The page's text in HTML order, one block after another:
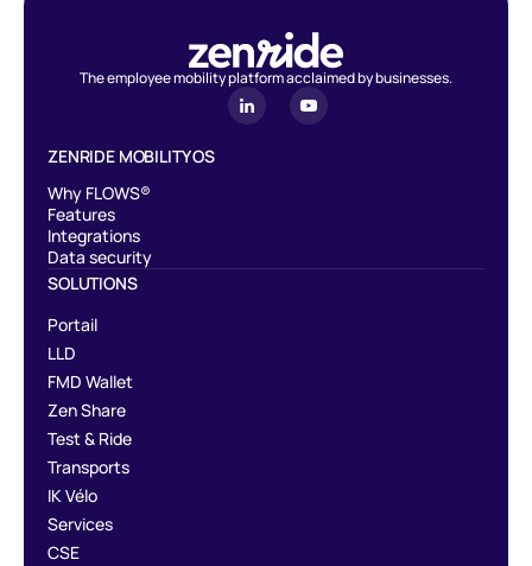
The employee mobility platform acclaimed by businesses.
ZENRIDE MOBILITY OS
Why FLOWS®
Features
Integrations
Data security
SOLUTIONS
Portail
LLD
FMD Wallet
Zen Share
Test & Ride
Transports
IK Vélo
Services
CSE